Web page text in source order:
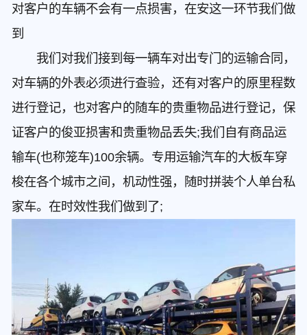
对客户的车辆不会有一点损害，在安这一环节我们做
到
我们对我们接到每一辆车对出专门的运输合同，
对车辆的外表必须进行查验，还有对客户的原里程数
进行登记，也对客户的随车的贵重物品进行登记，保
证客户的俊亚损害和贵重物品丢失;我们自有商品运
输车(也称笼车)100余辆。专用运输汽车的大板车穿
梭在各个城市之间，机动性强，随时拼装个人单台私
家车。在时效性我们做到了;